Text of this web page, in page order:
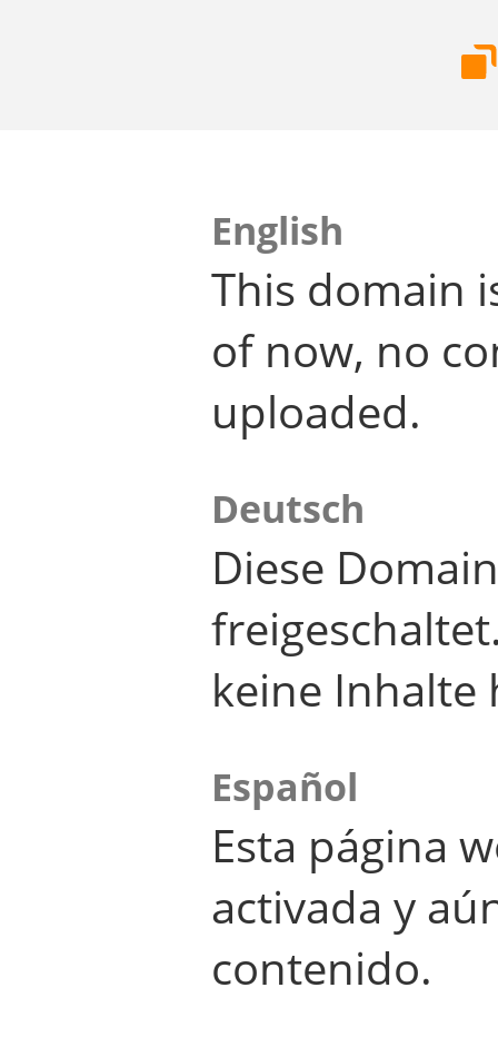
English
This domain
of now, no
uploaded.
Deutsch
Diese
keine Inhalte
Español
Esta página
activada y
contenido.